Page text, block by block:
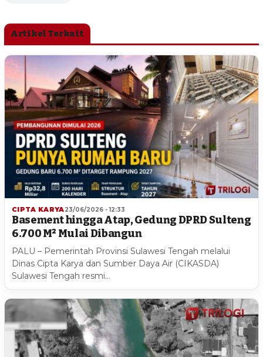
Artikel Terkait
CIPTA KARYA23/06/2026 - 12:33
Basement hingga Atap, Gedung DPRD Sulteng
6.700 M² Mulai Dibangun
PALU – Pemerintah Provinsi Sulawesi Tengah melalui
Dinas Cipta Karya dan Sumber Daya Air (CIKASDA)
Sulawesi Tengah resmi…